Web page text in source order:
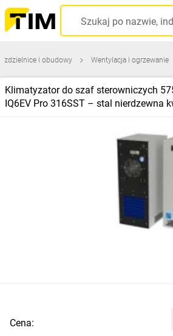
i obudowy Wentylacja i ogrzewanie
Klimatyzator do szaf sterowniczych
IQ6EV Pro 316SST – stal nierdzewna
Cena: